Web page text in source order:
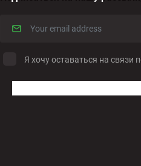
Я хочу оставаться на связи